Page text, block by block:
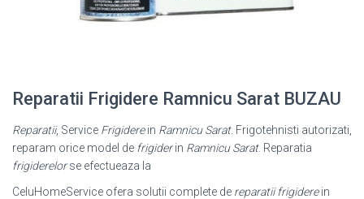
Reparatii Frigidere Ramnicu Sarat BUZAU
Reparatii, Service Frigiderein Ramnicu Sarat. Frigotehnisti autorizati,
reparam orice model de frigiderin Ramnicu Sarat. Reparatia
frigiderelorse efectueaza la
CeluHomeService ofera solutii complete de reparatii frigiderein